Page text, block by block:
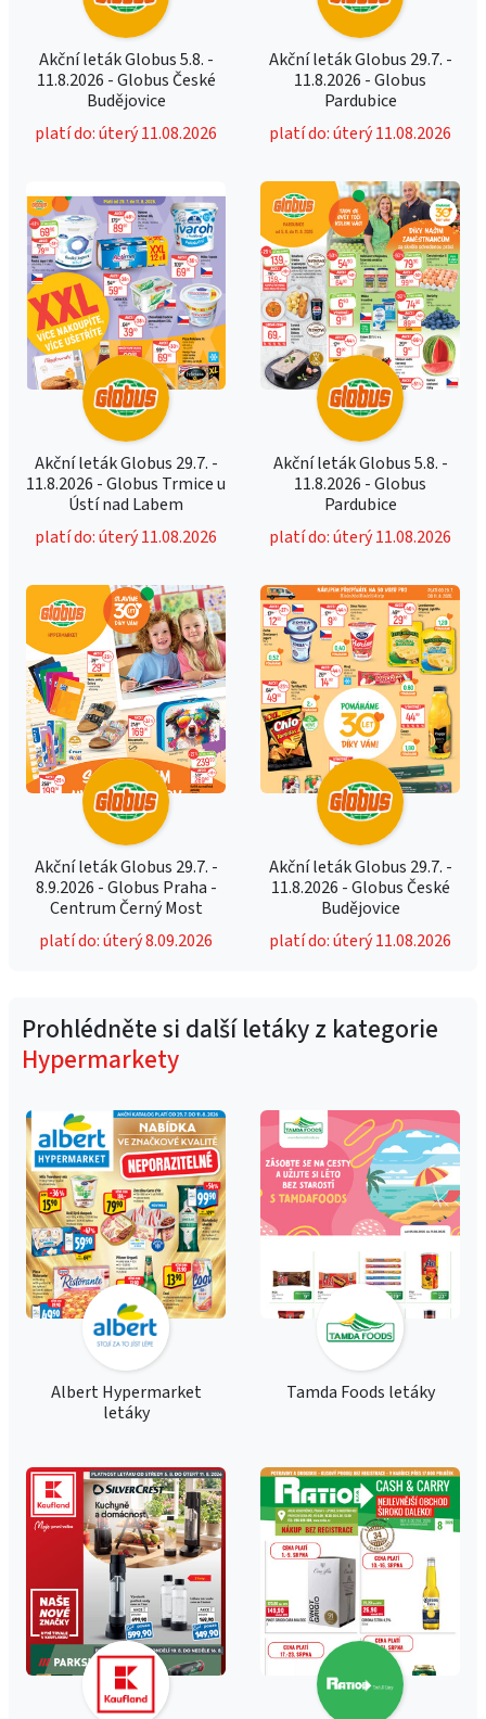
Akční leták Globus 5.8. -
11.8.2026 - Globus České
Budějovice
platí do: úterý 11.08.2026
Akční leták Globus 29.7. -
11.8.2026 - Globus
Pardubice
platí do: úterý 11.08.2026
Akční leták Globus 29.7. -
11.8.2026 - Globus Trmice u
Ústí nad Labem
platí do: úterý 11.08.2026
Akční leták Globus 5.8. -
11.8.2026 - Globus
Pardubice
platí do: úterý 11.08.2026
Akční leták Globus 29.7. -
8.9.2026 - Globus Praha -
Centrum Černý Most
platí do: úterý 8.09.2026
Akční leták Globus 29.7. -
11.8.2026 - Globus České
Budějovice
platí do: úterý 11.08.2026
Prohlédněte si další letáky z kategorie
Hypermarkety
Albert Hypermarket
letáky
Tamda Foods letáky